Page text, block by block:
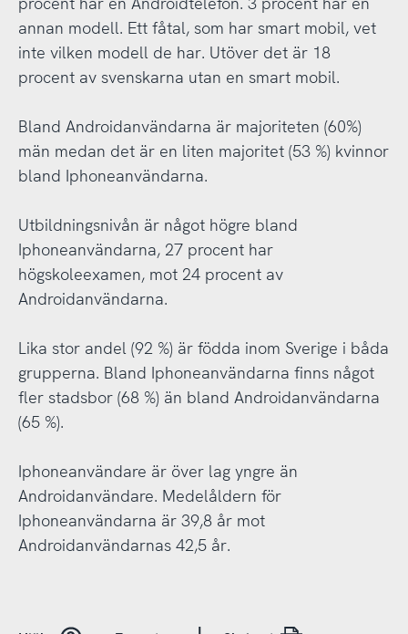
annan modell. Ett fåtal, som har smart mobil, vet
inte vilken modell de har. Utöver det är 18
procent av svenskarna utan en smart mobil.
Bland Androidanvändarna är majoriteten (60%)
män medan det är en liten majoritet (53 %) kvinnor
bland Iphoneanvändarna.
Utbildningsnivån är något högre bland
Iphoneanvändarna, 27 procent har
högskoleexamen, mot 24 procent av
Androidanvändarna.
Lika stor andel (92 %) är födda inom Sverige i båda
grupperna. Bland Iphoneanvändarna finns något
fler stadsbor (68 %) än bland Androidanvändarna
(65 %).
Iphoneanvändare är över lag yngre än
Androidanvändare. Medelåldern för
Iphoneanvändarna är 39,8 år mot
Androidanvändarnas 42,5 år.